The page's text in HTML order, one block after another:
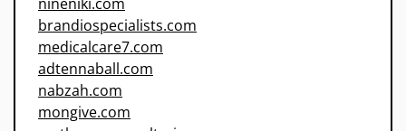
brandiospecialists.com
medicalcare7.com
adtennaball.com
nabzah.com
mongive.com